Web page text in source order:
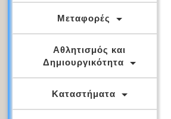
Μεταφορές
Αθλητισμός και
Δημιουργικότητα
Καταστήματα